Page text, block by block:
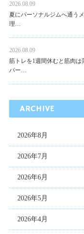
2026.08.09
夏にパーソナルジムへ通う
理…
2026.08.09
筋トレを1週間休むと筋肉
パー…
ARCHIVE
2026年8月
2026年7月
2026年6月
2026年5月
2026年4月